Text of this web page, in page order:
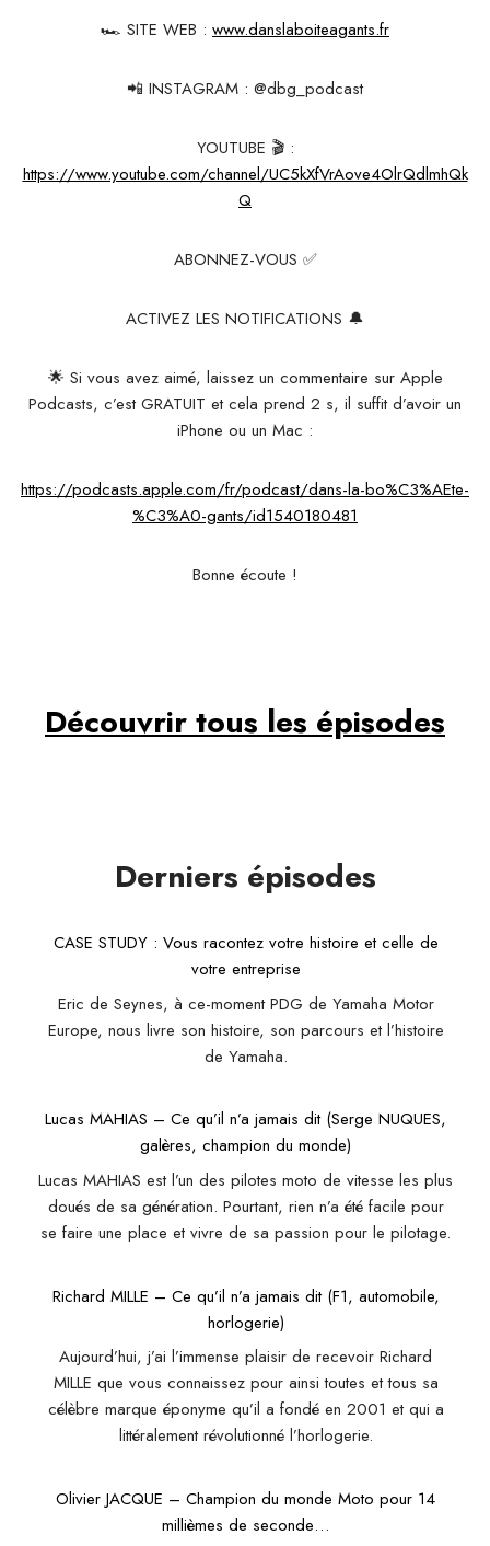
🏎 SITE WEB : www.danslaboiteagants.fr
📲 INSTAGRAM : @dbg_podcast
YOUTUBE 🎬 :
https://www.youtube.com/channel/UC5kXfVrAove4OlrQdlmhQk
Q
ABONNEZ-VOUS ✅
ACTIVEZ LES NOTIFICATIONS 🔔
🌟 Si vous avez aimé, laissez un commentaire sur Apple
Podcasts, c’est GRATUIT et cela prend 2 s, il suffit d’avoir un
iPhone ou un Mac :
https://podcasts.apple.com/fr/podcast/dans-la-bo%C3%AEte-
%C3%A0-gants/id1540180481
Bonne écoute !
Découvrir tous les épisodes
Derniers épisodes
CASE STUDY : Vous racontez votre histoire et celle de
votre entreprise
Eric de Seynes, à ce-moment PDG de Yamaha Motor
Europe, nous livre son histoire, son parcours et l’histoire
de Yamaha.
Lucas MAHIAS – Ce qu’il n’a jamais dit (Serge NUQUES,
galères, champion du monde)
Lucas MAHIAS est l’un des pilotes moto de vitesse les plus
doués de sa génération. Pourtant, rien n’a été facile pour
se faire une place et vivre de sa passion pour le pilotage.
Richard MILLE – Ce qu’il n’a jamais dit (F1, automobile,
horlogerie)
Aujourd’hui, j’ai l’immense plaisir de recevoir Richard
MILLE que vous connaissez pour ainsi toutes et tous sa
célèbre marque éponyme qu’il a fondé en 2001 et qui a
littéralement révolutionné l’horlogerie.
Olivier JACQUE – Champion du monde Moto pour 14
millièmes de seconde…